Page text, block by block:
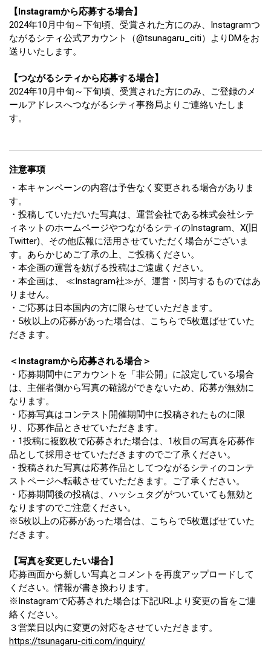
【Instagramから応募する場合】
2024年10月中旬～下旬頃、受賞された方にのみ、Instagramつ
ながるシティ公式アカウント（@tsunagaru_citi）よりDMをお
送りいたします。
【つながるシティから応募する場合】
2024年10月中旬～下旬頃、受賞された方にのみ、ご登録のメ
ールアドレスへつながるシティ事務局よりご連絡いたしま
す。
注意事項
・本キャンペーンの内容は予告なく変更される場合がありま
す。
・投稿していただいた写真は、運営会社である株式会社シテ
ィネットのホームページやつながるシティのInstagram、X(旧
Twitter)、その他広報に活用させていただく場合がございま
す。あらかじめご了承の上、ご投稿ください。
・本企画の運営を妨げる投稿はご遠慮ください。
・本企画は、 ≪Instagram社≫が、運営・関与するものではあ
りません。
・ご応募は日本国内の方に限らせていただきます。
・5枚以上の応募があった場合は、こちらで5枚選ばせていた
だきます。
＜Instagramから応募される場合＞
・応募期間中にアカウントを「非公開」に設定している場合
は、主催者側から写真の確認ができないため、応募が無効に
なります。
・応募写真はコンテスト開催期間中に投稿されたものに限
り、応募作品とさせていただきます。
・1投稿に複数枚で応募された場合は、1枚目の写真を応募作
品として採用させていただきますのでご了承ください。
・投稿された写真は応募作品としてつながるシティのコンテ
ストページへ転載させていただきます。ご了承ください。
・応募期間後の投稿は、ハッシュタグがついていても無効と
なりますのでご注意ください。
※5枚以上の応募があった場合は、こちらで5枚選ばせていた
だきます。
【写真を変更したい場合】
応募画面から新しい写真とコメントを再度アップロードして
ください。情報が書き換わります。
※Instagramで応募された場合は下記URLより変更の旨をご連
絡ください。
３営業日以内に変更の対応をさせていただきます。
https://tsunagaru-citi.com/inquiry/